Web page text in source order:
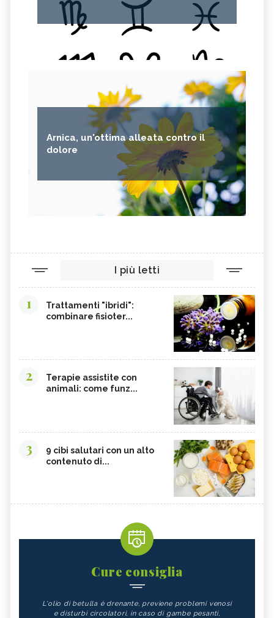
Arnica, un'ottima alleata contro il
dolore
I più letti
1
Trattamenti "ibridi":
combinare fisioter...
2
Terapie assistite con
animali: come funz...
3
9 cibi salutari con un alto
contenuto di...
Cure consiglia
L'olio di betulla è drenante, previene problemi venosi
e disturbi circolatori, in caso di gambe pesanti,